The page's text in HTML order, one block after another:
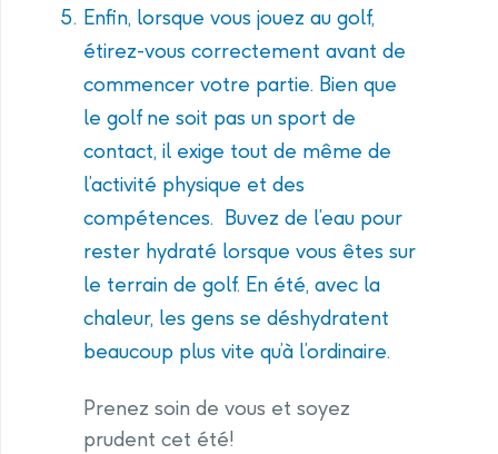
Enfin, lorsque vous jouez au golf,
étirez-vous correctement avant de
commencer votre partie. Bien que
le golf ne soit pas un sport de
contact, il exige tout de même de
l’activité physique et des
compétences. Buvez de l’eau pour
rester hydraté lorsque vous êtes sur
le terrain de golf. En été, avec la
chaleur, les gens se déshydratent
beaucoup plus vite qu’à l’ordinaire.
Prenez soin de vous et soyez
prudent cet été!